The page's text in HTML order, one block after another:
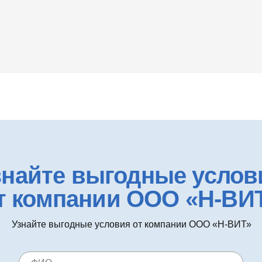
выгодные
компании ООО «Н-
Узнайте выгодные условия от компании ООО «Н-ВИТ»